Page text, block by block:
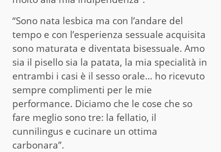
“Sono nata lesbica ma con l’andare del
tempo e con l’esperienza sessuale acquisita
sono maturata e diventata bisessuale. Amo
sia il pisello sia la patata, la mia specialità in
entrambi i casi è il sesso orale… ho ricevuto
sempre complimenti per le mie
performance. Diciamo che le cose che so
fare meglio sono tre: la fellatio, il
cunnilingus e cucinare un ottima
carbonara”.